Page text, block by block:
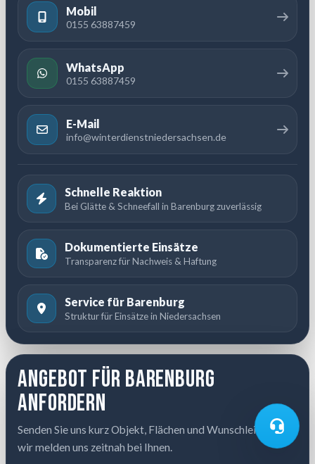
Mobil
0155 63887459
WhatsApp
0155 63887459
E-Mail
info@winterdienstniedersachsen.de
Schnelle Reaktion
Bei Glätte & Schneefall in Barenburg zuverlässig
Dokumentierte Einsätze
Transparenz für Nachweis & Haftung
Service für Barenburg
Struktur für Einsätze in Niedersachsen
Angebot für Barenburg
anfordern
Senden Sie uns kurz Objekt, Flächen und Wunschleistung –
wir melden uns zeitnah bei Ihnen.